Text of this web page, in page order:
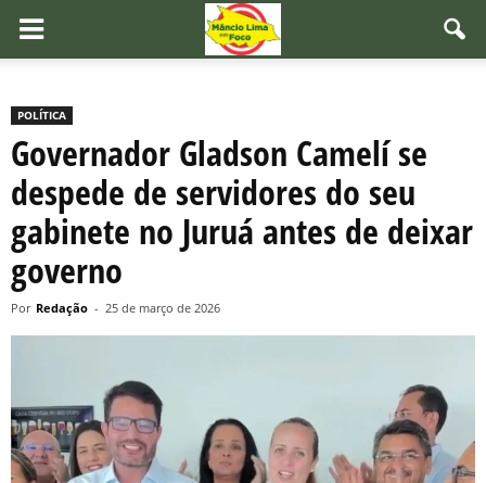
POLÍTICA
Governador Gladson Camelí se
despede de servidores do seu
gabinete no Juruá antes de deixar
governo
Por Redação - 25 de março de 2026